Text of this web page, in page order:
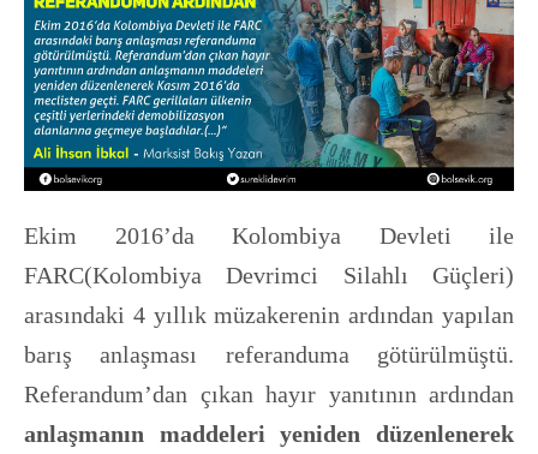
Ekim 2016’da Kolombiya Devleti ile
FARC(Kolombiya Devrimci Silahlı Güçleri)
arasındaki 4 yıllık müzakerenin ardından yapılan
barış anlaşması referanduma götürülmüştü.
Referandum’dan çıkan hayır yanıtının ardından
anlaşmanın maddeleri yeniden düzenlenerek